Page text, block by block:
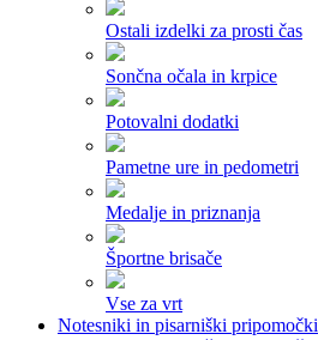
Ostali izdelki za prosti čas
Sončna očala in krpice
Potovalni dodatki
Pametne ure in pedometri
Medalje in priznanja
Športne brisače
Vse za vrt
Notesniki in pisarniški pripomočki